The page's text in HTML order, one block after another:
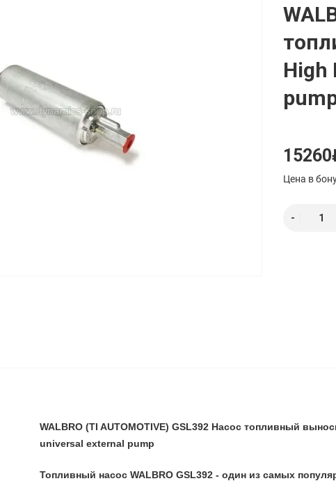
High
Цена в
WALBRO (TI AUTOMOTIVE) GSL392 Насос топливный
universal external pump
Топливный насос WALBRO GSL392 - один из самых